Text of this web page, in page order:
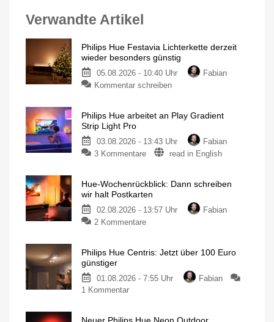
Verwandte Artikel
Philips Hue Festavia Lichterkette derzeit
wieder besonders günstig
05.08.2026 - 10:40 Uhr
Fabian
Kommentar schreiben
Philips Hue arbeitet an Play Gradient
Strip Light Pro
03.08.2026 - 13:43 Uhr
Fabian
3 Kommentare
read in English
Hue-Wochenrückblick: Dann schreiben
wir halt Postkarten
02.08.2026 - 13:57 Uhr
Fabian
2 Kommentare
Philips Hue Centris: Jetzt über 100 Euro
günstiger
01.08.2026 - 7:55 Uhr
Fabian
1 Kommentar